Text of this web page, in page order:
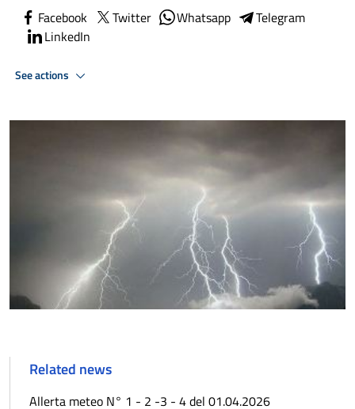
Facebook Twitter Whatsapp
Telegram
LinkedIn
See actions
Related news
Allerta meteo N° 1 - 2 -3 - 4 del 01.04.2026